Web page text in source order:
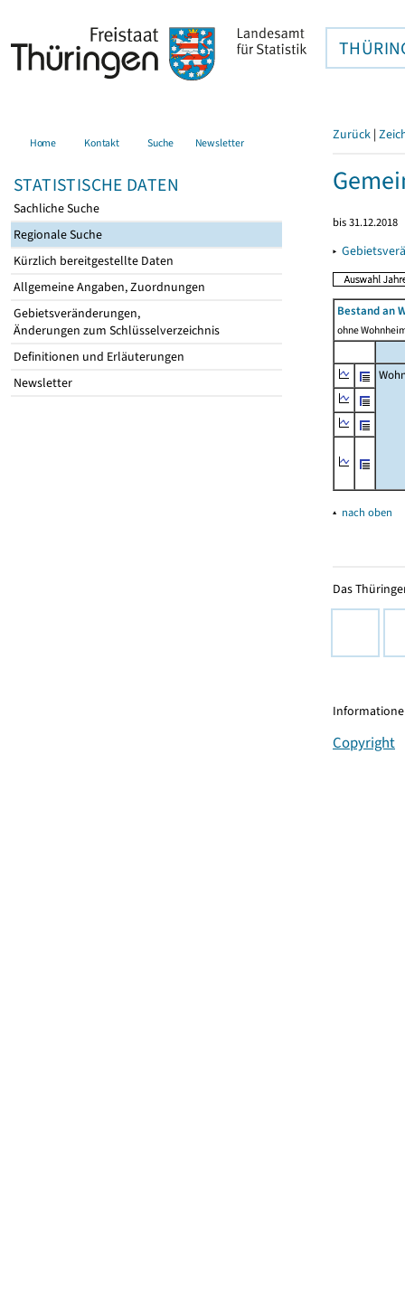
Home Kontakt Suche Newsletter
STATISTISCHE DATEN
Sachliche Suche
Regionale Suche
Kürzlich bereitgestellte Daten
Allgemeine Angaben, Zuordnungen
Gebietsveränderungen,
Änderungen zum Schlüsselverzeichnis
Definitionen und Erläuterungen
Newsletter
Zurück |
bis 31.12.2018
▸
Bestand an
ohne
▴ nach oben
Das
Copyright